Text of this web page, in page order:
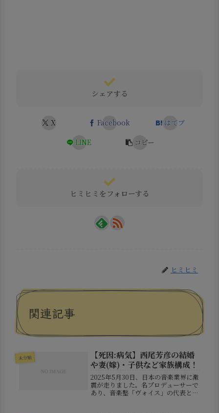
シェアする
X Facebook
はてブ
LINE
コピー
ヒミヒミをフォローする
ヒミヒミ
関連記事
未分類
【死因:病気】西尾芳彦の結婚
や妻(嫁)・子供など家族構成！
2025年5月30日、日本の音楽業界に激
震が走りました。名プロデューサーで
あり、音楽塾「ヴォイス」の代表とし